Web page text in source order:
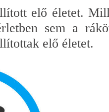
elő életet.
sem a
elő életet.